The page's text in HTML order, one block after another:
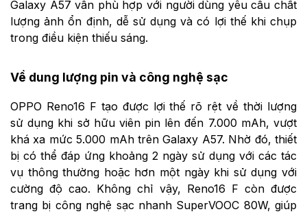
Galaxy A57 vẫn phù hợp với người dùng yêu cầu chất
lượng ảnh ổn định, dễ sử dụng và có lợi thế khi chụp
trong điều kiện thiếu sáng.
Về dung lượng pin và công nghệ sạc
OPPO Reno16 F tạo được lợi thế rõ rệt về thời lượng
sử dụng khi sở hữu viên pin lên đến 7.000 mAh, vượt
khá xa mức 5.000 mAh trên Galaxy A57. Nhờ đó, thiết
bị có thể đáp ứng khoảng 2 ngày sử dụng với các tác
vụ thông thường hoặc hơn một ngày khi sử dụng với
cường độ cao. Không chỉ vậy, Reno16 F còn được
trang bị công nghệ sạc nhanh SuperVOOC 80W, giúp